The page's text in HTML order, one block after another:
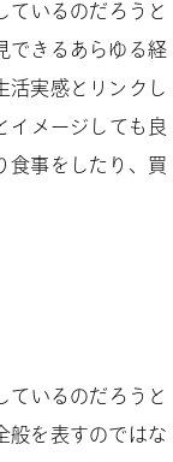
ているのだろうと
できるあらゆる経
活実感とリンクし
イメージしても良
食事をしたり、買
ているのだろうと
般を表すのではな